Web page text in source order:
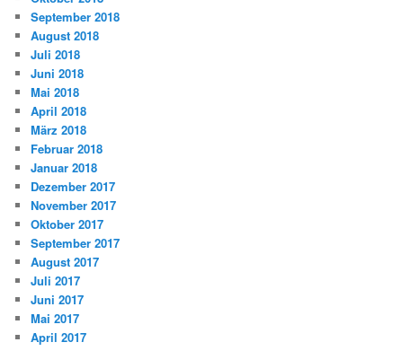
September 2018
August 2018
Juli 2018
Juni 2018
Mai 2018
April 2018
März 2018
Februar 2018
Januar 2018
Dezember 2017
November 2017
Oktober 2017
September 2017
August 2017
Juli 2017
Juni 2017
Mai 2017
April 2017